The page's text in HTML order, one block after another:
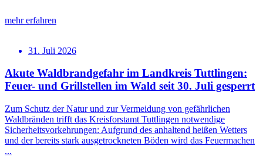
mehr erfahren
31. Juli 2026
Akute Waldbrandgefahr im Landkreis Tuttlingen:
Feuer- und Grillstellen im Wald seit 30. Juli gesperrt
Zum Schutz der Natur und zur Vermeidung von gefährlichen
Waldbränden trifft das Kreisforstamt Tuttlingen notwendige
Sicherheitsvorkehrungen: Aufgrund des anhaltend heißen Wetters
und der bereits stark ausgetrockneten Böden wird das Feuermachen
...